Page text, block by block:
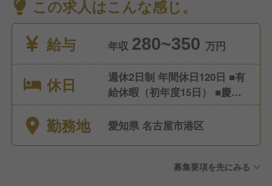
この求人はこんな感じ。
給与
年収 280~350 万円
休日
週休2日制 年間休日120日 ■有
給休暇（初年度15日） ■慶弔
休暇 ■結婚休暇 ■産前産後・
育児休暇
勤務地 愛知県 名古屋市港区
募集要項を先にみる